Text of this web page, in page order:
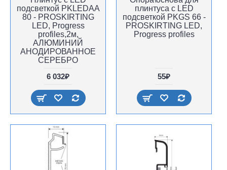
подсветкой PKLEDAA
80 - PROSKIRTING
LED, Progress
profiles,2м,
АЛЮМИНИЙ
АНОДИРОВАННОЕ
СЕРЕБРО
6 032₽
плинтуса с LED
подсветкой PKGS 66 -
PROSKIRTING LED,
Progress profiles
55₽